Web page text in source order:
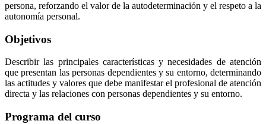
persona, reforzando el valor de la autodeterminación y el respeto a la
autonomía personal.
Objetivos
Describir las principales características y necesidades de atención
que presentan las personas dependientes y su entorno, determinando
las actitudes y valores que debe manifestar el profesional de atención
directa y las relaciones con personas dependientes y su entorno.
Programa del curso